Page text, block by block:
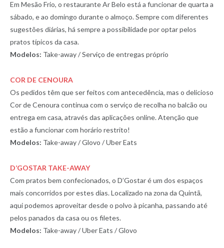
Em Mesão Frio, o restaurante Ar Belo está a funcionar de quarta a
sábado, e ao domingo durante o almoço. Sempre com diferentes
sugestões diárias, há sempre a possibilidade por optar pelos
pratos típicos da casa.
Modelos: Take-away / Serviço de entregas próprio
COR DE CENOURA
Os pedidos têm que ser feitos com antecedência, mas o delicioso
Cor de Cenoura continua com o serviço de recolha no balcão ou
entrega em casa, através das aplicações online. Atenção que
estão a funcionar com horário restrito!
Modelos: Take-away / Glovo / Uber Eats
D’GOSTAR TAKE-AWAY
Com pratos bem confecionados, o D’Gostar é um dos espaços
mais concorridos por estes dias. Localizado na zona da Quintã,
aqui podemos aproveitar desde o polvo à picanha, passando até
pelos panados da casa ou os filetes.
Modelos: Take-away / Uber Eats / Glovo